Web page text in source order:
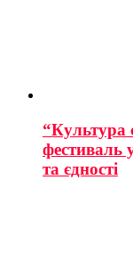
“Культура
фестиваль
та єдності